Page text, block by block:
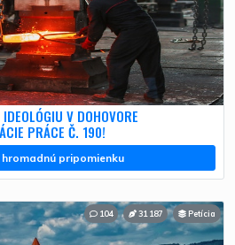
V DOHOVORE
PRÁCE Č. 190!
pripomienku
104 31 187 Petícia